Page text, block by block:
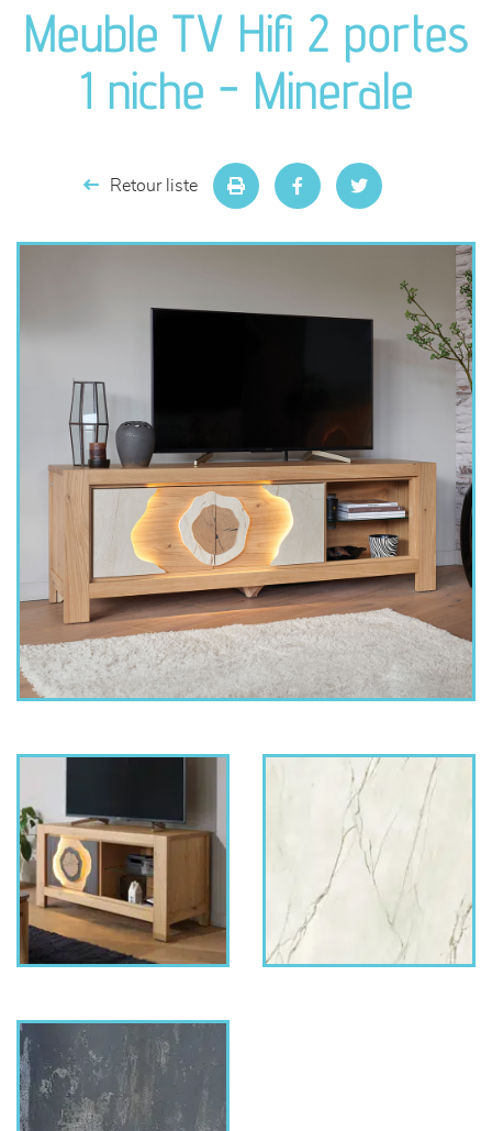
séjours
meubles de complément
Meuble TV Hifi 2 portes
1 niche - Minerale
Retour liste